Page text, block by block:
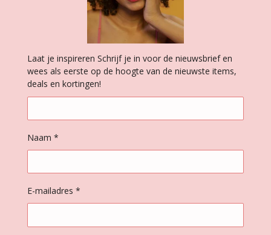
Laat je inspireren Schrijf je in voor de nieuwsbrief en
wees als eerste op de hoogte van de nieuwste items,
deals en kortingen!
Naam *
E-mailadres *